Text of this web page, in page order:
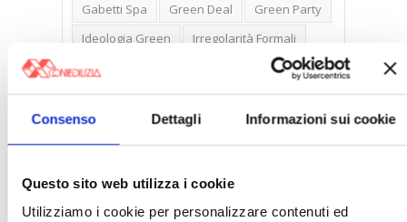
Consenso Dettagli Informazioni sui cookie
Questo sito web utilizza i cookie
Utilizziamo i cookie per personalizzare contenuti ed
Gabetti Spa
Green Deal
Green Party
Ideologia Green
Irregolarità Formali
Libero Mercato
New York
Nudaproprietà
Prezzi Case
Prima Casa
Proprietari Casa
Ruderi
Sicurezza
Sommerso
Sunia
Trasferimenti
Treviso